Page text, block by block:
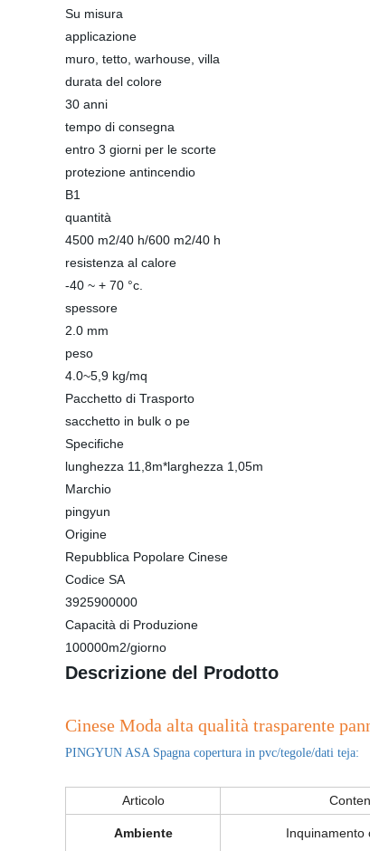
Su misura
applicazione
muro, tetto, warhouse, villa
durata del colore
30 anni
tempo di consegna
entro 3 giorni per le scorte
protezione antincendio
B1
quantità
4500 m2/40 h/600 m2/40 h
resistenza al calore
-40 ~ + 70 °c.
spessore
2.0 mm
peso
4.0~5,9 kg/mq
Pacchetto di Trasporto
sacchetto in bulk o pe
Specifiche
lunghezza 11,8m*larghezza 1,05m
Marchio
pingyun
Origine
Repubblica Popolare Cinese
Codice SA
3925900000
Capacità di Produzione
100000m2/giorno
Descrizione del Prodotto
Cinese Moda alta qualità trasparente
PINGYUN ASA Spagna copertura in pvc/tegole/dati teja:
Articolo
Ambiente Inquinamento